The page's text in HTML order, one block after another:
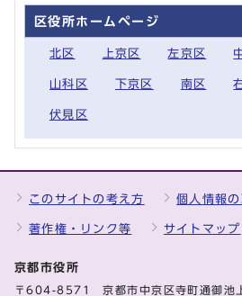
区役所ホームページ
北区 上京区 左京区
山科区 下京区 南区
伏見区
このサイトの考え方 個人情報の
著作権・リンク等 サイトマップ
京都市役所
〒604-8571 京都市中京区寺町通御池